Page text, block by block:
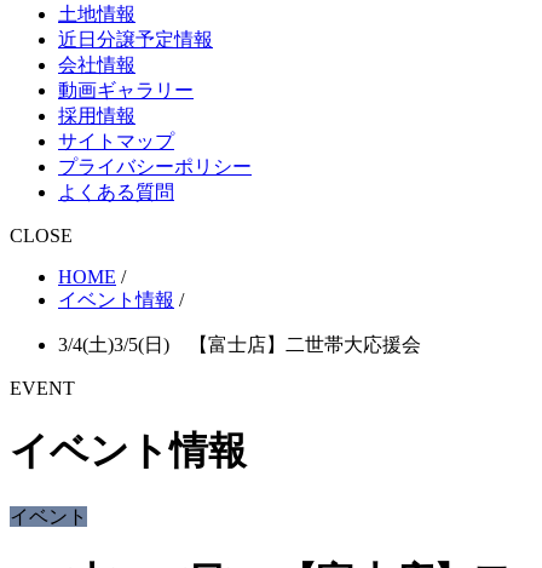
土地情報
近日分譲予定情報
会社情報
動画ギャラリー
採用情報
サイトマップ
プライバシーポリシー
よくある質問
CLOSE
HOME /
イベント情報 /
3/4(土)3/5(日) 【富士店】二世帯大応援会
EVENT
イベント情報
イベント